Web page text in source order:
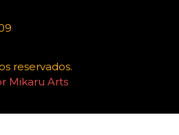
reservados.
Mikaru Arts